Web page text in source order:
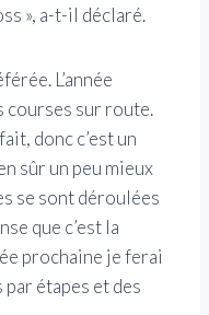
», a-t-il déclaré.
L’année
courses sur route.
donc c’est un
sûr un peu mieux
se sont déroulées
que c’est la
prochaine je ferai
étapes et des